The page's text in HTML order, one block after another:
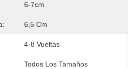
6-7cm
6,5 Cm
4-8 Vueltas
Todos Los Tamaños